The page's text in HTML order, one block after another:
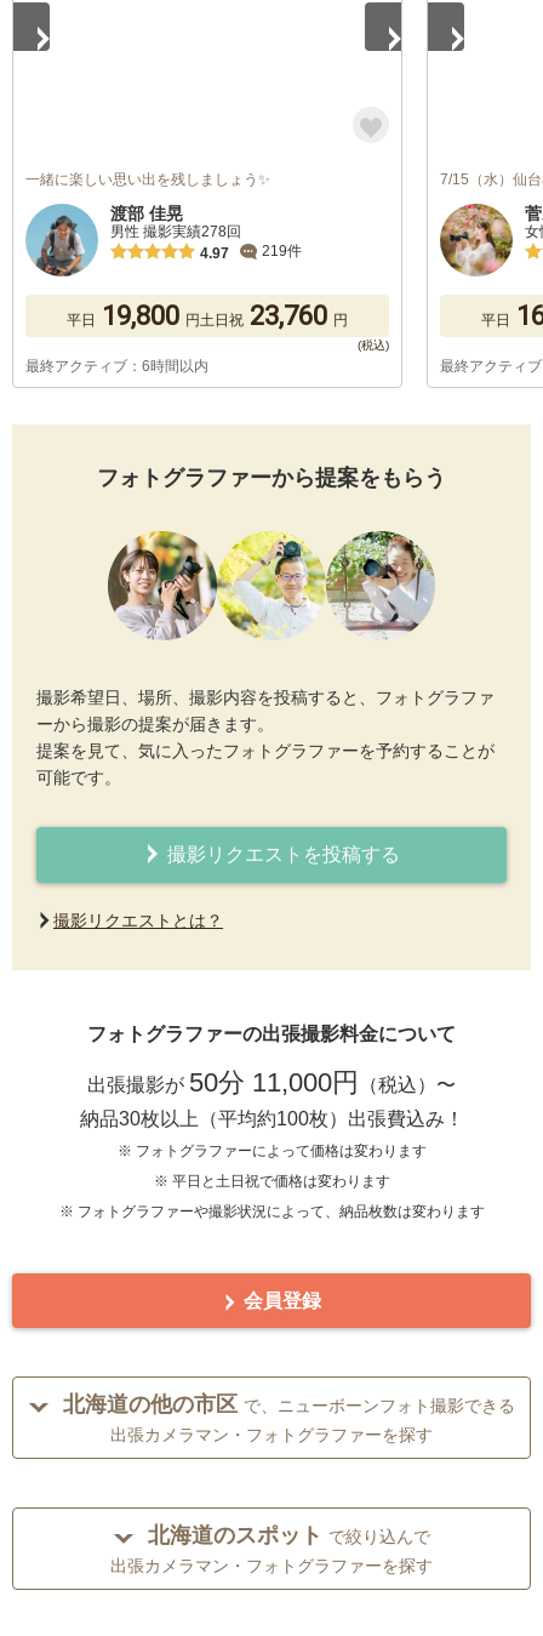
一緒に楽しい思い出を残しましょう✨
渡部 佳晃
男性 撮影実績278回
4.97
219件
平日 19,800 円土日祝 23,760 円
最終アクティブ：6時間以内
7/15（水）仙
女
平日
最終アクティ
フォトグラファーから提案をもらう
撮影希望日、場所、撮影内容を投稿すると、フォトグラファ
ーから撮影の提案が届きます。
提案を見て、気に入ったフォトグラファーを予約することが
可能です。
撮影リクエストを投稿する
撮影リクエストとは？
フォトグラファーの出張撮影料金について
出張撮影が 50分 11,000円
（税込）〜
納品30枚以上（平均約100枚）出張費込み！
※ フォトグラファーによって価格は変わります
※ 平日と土日祝で価格は変わります
※ フォトグラファーや撮影状況によって、納品枚数は変わります
会員登録
北海道の他の市区 で、ニューボーンフォト撮影できる
出張カメラマン・フォトグラファーを探す
北海道のスポット で絞り込んで
出張カメラマン・フォトグラファーを探す